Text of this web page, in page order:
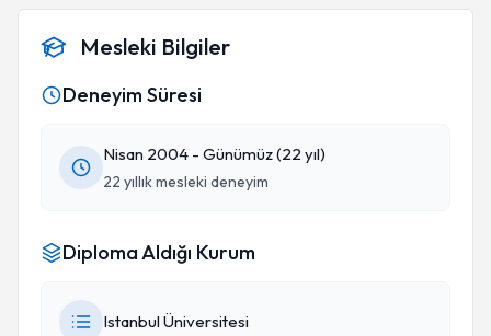
Mesleki Bilgiler
Deneyim Süresi
Nisan 2004 - Günümüz (22 yıl)
22 yıllık mesleki deneyim
Diploma Aldığı Kurum
Istanbul Üniversitesi